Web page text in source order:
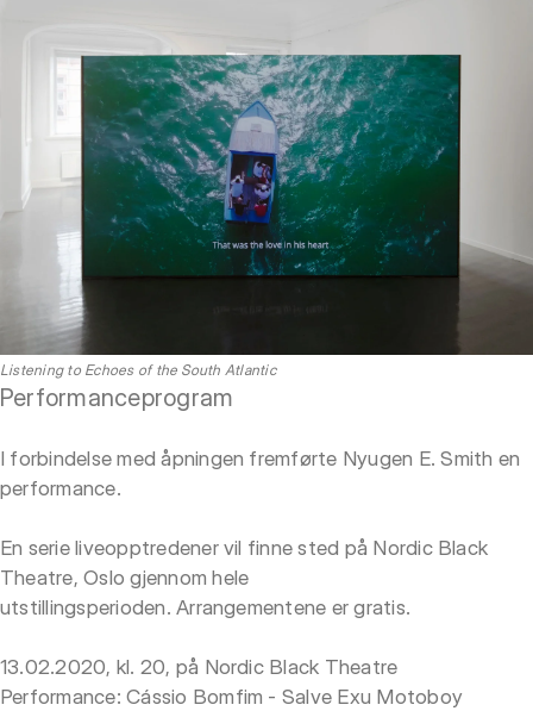
Listening to Echoes of the South Atlantic
Performanceprogram
I forbindelse med åpningen fremførte Nyugen E. Smith en
performance.
En serie liveopptredener vil finne sted på Nordic Black
Theatre, Oslo gjennom hele
utstillingsperioden. Arrangementene er gratis.
13.02.2020, kl. 20, på Nordic Black Theatre
Performance: Cássio Bomfim - Salve Exu Motoboy